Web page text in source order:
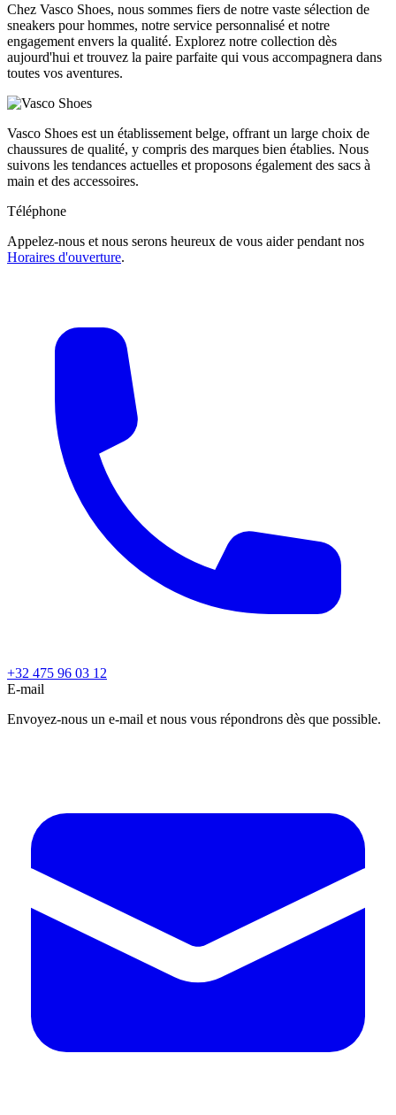
Chez Vasco Shoes, nous sommes fiers de notre vaste sélection de
sneakers pour hommes, notre service personnalisé et notre
engagement envers la qualité. Explorez notre collection dès
aujourd'hui et trouvez la paire parfaite qui vous accompagnera dans
toutes vos aventures.
Vasco Shoes est un établissement belge, offrant un large choix de
chaussures de qualité, y compris des marques bien établies. Nous
suivons les tendances actuelles et proposons également des sacs à
main et des accessoires.
Téléphone
Appelez-nous et nous serons heureux de vous aider pendant nos
Horaires d'ouverture.
+32 475 96 03 12
E-mail
Envoyez-nous un e-mail et nous vous répondrons dès que possible.